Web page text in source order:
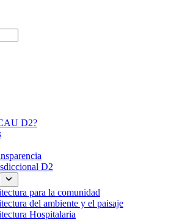
D2?
D2
para la comunidad
del ambiente y el paisaje
Hospitalaria